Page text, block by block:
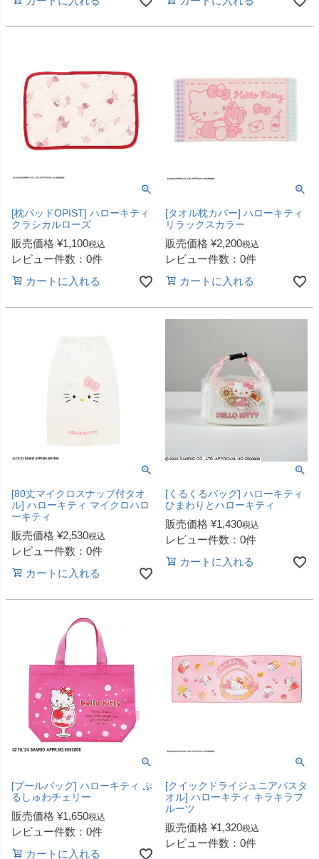
[枕パッドOPIST] ハローキティ
クラシカルローズ
販売価格 ¥1,100税込
レビュー件数：0件
カートに入れる
[タオル枕カバー] ハローキティ
リラックスカラー
販売価格 ¥2,200税込
レビュー件数：0件
カートに入れる
[80丈マイクロスナップ付タオ
ル] ハローキティ マイクロハロ
ーキティ
販売価格 ¥2,530税込
レビュー件数：0件
カートに入れる
[くるくるバッグ] ハローキティ
ひまわりとハローキティ
販売価格 ¥1,430税込
レビュー件数：0件
カートに入れる
[プールバッグ] ハローキティ ぷ
るしゅわチェリー
販売価格 ¥1,650税込
レビュー件数：0件
カートに入れる
[クイックドライジュニアバスタ
オル] ハローキティ キラキラフ
ルーツ
販売価格 ¥1,320税込
レビュー件数：0件